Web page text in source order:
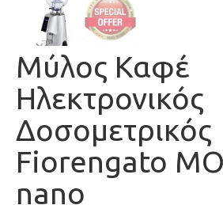
Μύλος Καφέ
Ηλεκτρονικός
Δοσομετρικός
Fiorengato
nano